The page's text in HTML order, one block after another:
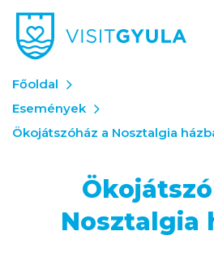
Főoldal
Események
Ökojátszóház a Nosztalgia
Nosztalgia